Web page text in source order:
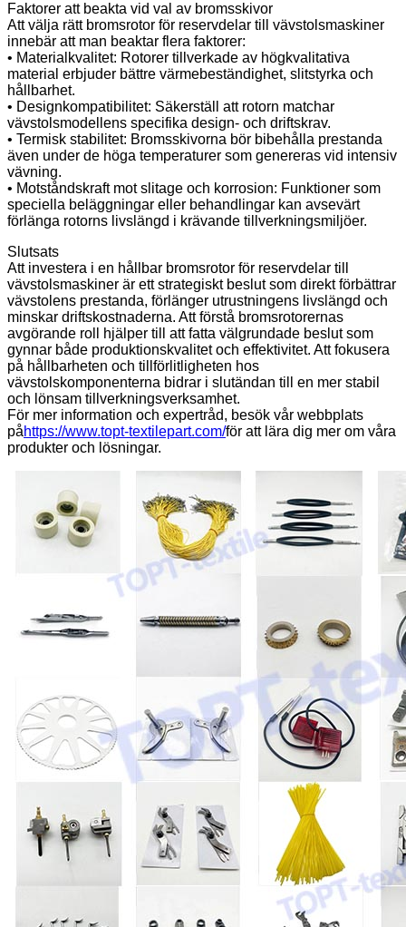
Faktorer att beakta vid val av bromsskivor
Att välja rätt bromsrotor för reservdelar till vävstolsmaskiner
innebär att man beaktar flera faktorer:
• Materialkvalitet: Rotorer tillverkade av högkvalitativa
material erbjuder bättre värmebeständighet, slitstyrka och
hållbarhet.
• Designkompatibilitet: Säkerställ att rotorn matchar
vävstolsmodellens specifika design- och driftskrav.
• Termisk stabilitet: Bromsskivorna bör bibehålla prestanda
även under de höga temperaturer som genereras vid intensiv
vävning.
• Motståndskraft mot slitage och korrosion: Funktioner som
speciella beläggningar eller behandlingar kan avsevärt
förlänga rotorns livslängd i krävande tillverkningsmiljöer.
Slutsats
Att investera i en hållbar bromsrotor för reservdelar till
vävstolsmaskiner är ett strategiskt beslut som direkt förbättrar
vävstolens prestanda, förlänger utrustningens livslängd och
minskar driftskostnaderna. Att förstå bromsrotorernas
avgörande roll hjälper till att fatta välgrundade beslut som
gynnar både produktionskvalitet och effektivitet. Att fokusera
på hållbarheten och tillförlitligheten hos
vävstolskomponenterna bidrar i slutändan till en mer stabil
och lönsam tillverkningsverksamhet.
För mer information och expertråd, besök vår webbplats
påhttps://www.topt-textilepart.com/för att lära dig mer om våra
produkter och lösningar.